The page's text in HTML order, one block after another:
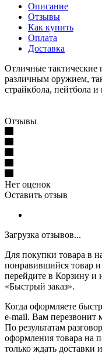
Описание
Отзывы
Как купить
Оплата
Доставка
Отличные тактические
различным оружием,
страйкбола, пейтбола и
Отзывы
Нет оценок
Оставить отзыв
Загрузка отзывов...
Для покупки товара в
понравившийся товар и
перейдите в Корзину и
«Быстрый заказ».
Когда оформляете
e-mail. Вам перезвонит
По результатам
оформления товара на
только ждать доставки